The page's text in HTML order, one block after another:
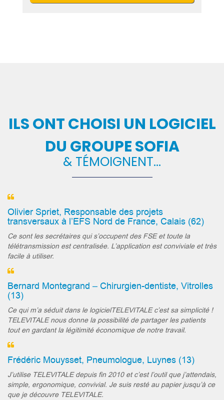
ILS ONT CHOISI UN LOGICIEL
DU GROUPE SOFIA
& TÉMOIGNENT…
Olivier Spriet, Responsable des projets
transversaux à l’EFS Nord de France, Calais (62)
Ce sont les secrétaires qui s’occupent des FSE et toute la
télétransmission est centralisée. L’application est conviviale et très
facile à utiliser.
Bernard Montegrand – Chirurgien-dentiste, Vitrolles
(13)
Ce qui m’a séduit dans le logicielTELEVITALE c’est sa simplicité !
TELEVITALE nous donne la possibilité de partager les patients
tout en gardant la légitimité économique de notre travail.
Frédéric Mouysset, Pneumologue, Luynes (13)
J’utilise TELEVITALE depuis fin 2010 et c’est l’outil que j’attendais,
simple, ergonomique, convivial. Je suis resté au papier jusqu’à ce
que je découvre TELEVITALE.